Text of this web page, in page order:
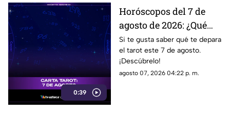
0:39
Horóscopos del 7 de
agosto de 2026: ¿Qué
revelan las cartas del
tarot?
Si te gusta saber qué te depara
el tarot este 7 de agosto.
¡Descúbrelo!
agosto 07, 2026 04:22 p. m.